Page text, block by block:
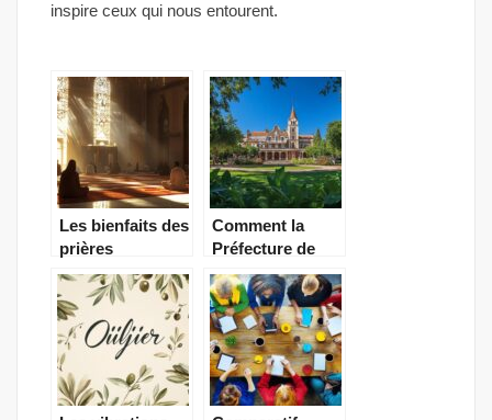
inspire ceux qui nous entourent.
Les bienfaits des
prières
surérogatoire en
Islam : Focus sur
les Sunnah
encadrant la
prière obligatoire
Comment la
Préfecture de
Mâcon
Coordonne les
Forces de
l’Ordre pour
Votre Protection